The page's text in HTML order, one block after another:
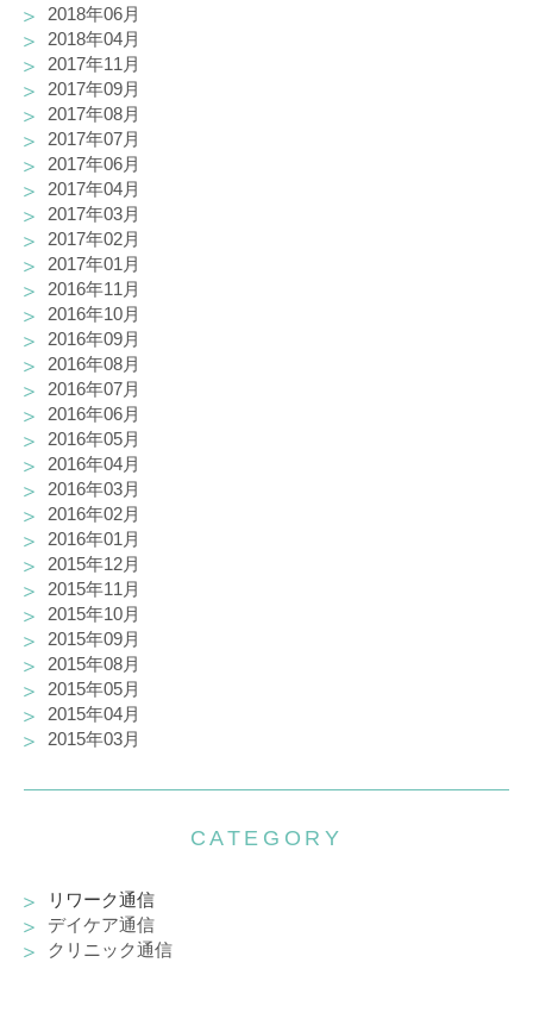
2018年06月
2018年04月
2017年11月
2017年09月
2017年08月
2017年07月
2017年06月
2017年04月
2017年03月
2017年02月
2017年01月
2016年11月
2016年10月
2016年09月
2016年08月
2016年07月
2016年06月
2016年05月
2016年04月
2016年03月
2016年02月
2016年01月
2015年12月
2015年11月
2015年10月
2015年09月
2015年08月
2015年05月
2015年04月
2015年03月
CATEGORY
リワーク通信
デイケア通信
クリニック通信